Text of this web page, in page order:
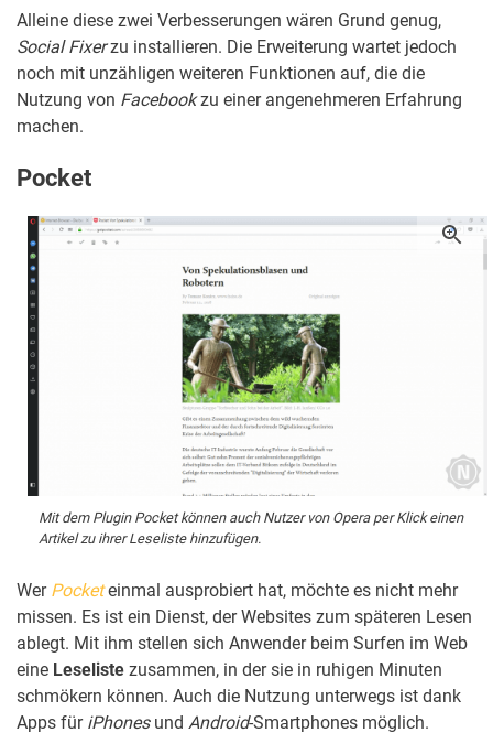
Alleine diese zwei Verbesserungen wären Grund genug,
Social Fixerzu installieren. Die Erweiterung wartet jedoch
noch mit unzähligen weiteren Funktionen auf, die die
Nutzung von Facebookzu einer angenehmeren Erfahrung
machen.
Pocket
Mit dem Plugin Pocket können auch Nutzer von Opera per Klick einen
Artikel zu ihrer Leseliste hinzufügen.
Wer Pocketeinmal ausprobiert hat, möchte es nicht mehr
missen. Es ist ein Dienst, der Websites zum späteren Lesen
ablegt. Mit ihm stellen sich Anwender beim Surfen im Web
eine Leseliste zusammen, in der sie in ruhigen Minuten
schmökern können. Auch die Nutzung unterwegs ist dank
Apps für iPhonesund Android-Smartphones möglich.